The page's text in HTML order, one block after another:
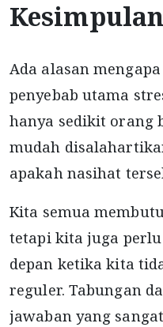
Kesimpulan
Ada alasan
penyebab utama
hanya sedikit orang
mudah
apakah nasihat
Kita semua
tetapi kita juga
depan ketika kita
reguler. Tabungan
jawaban yang